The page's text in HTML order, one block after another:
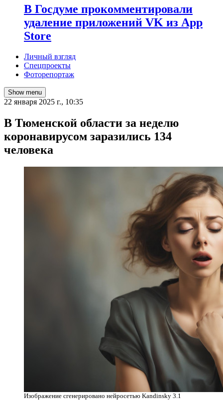
В Госдуме прокомментировали
удаление приложений VK из App
Store
Личный взгляд
Спецпроекты
Фоторепортаж
Show menu
22 января 2025 г., 10:35
В Тюменской области за неделю
коронавирусом заразились 134
человека
Изображение сгенерировано нейросетью Kandinsky 3.1